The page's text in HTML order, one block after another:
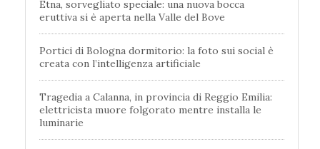
Etna, sorvegliato speciale: una nuova bocca
eruttiva si è aperta nella Valle del Bove
Portici di Bologna dormitorio: la foto sui social è
creata con l’intelligenza artificiale
Tragedia a Calanna, in provincia di Reggio Emilia:
elettricista muore folgorato mentre installa le
luminarie